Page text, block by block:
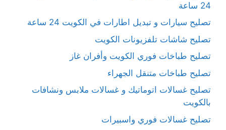
24 ساعة
تصليح سيارات و تبديل اطارات في الكويت 24 ساعة
تصليح شاشات تلفزيونات الكويت
تصليح طباخات فوري الكويت وأفران غاز
تصليح طباخات متنقل الجهراء
تصليح غسالات اتوماتيك و غسالات ملابس ونشافات
بالكويت
تصليح غسالات فوري واسبيرات